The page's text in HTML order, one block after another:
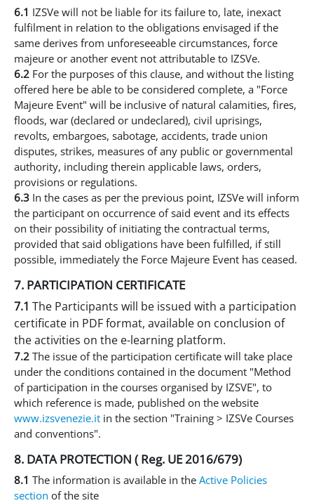
6.1 IZSVe will not be liable for its failure to, late, inexact
fulfilment in relation to the obligations envisaged if the
same derives from unforeseeable circumstances, force
majeure or another event not attributable to IZSVe.
6.2 For the purposes of this clause, and without the listing
offered here be able to be considered complete, a "Force
Majeure Event" will be inclusive of natural calamities, fires,
floods, war (declared or undeclared), civil uprisings,
revolts, embargoes, sabotage, accidents, trade union
disputes, strikes, measures of any public or governmental
authority, including therein applicable laws, orders,
provisions or regulations.
6.3 In the cases as per the previous point, IZSVe will inform
the participant on occurrence of said event and its effects
on their possibility of initiating the contractual terms,
provided that said obligations have been fulfilled, if still
possible, immediately the Force Majeure Event has ceased.
7. PARTICIPATION CERTIFICATE
7.1 The Participants will be issued with a participation
certificate in PDF format, available on conclusion of
the activities on the e-learning platform.
7.2 The issue of the participation certificate will take place
under the conditions contained in the document "Method
of participation in the courses organised by IZSVE", to
which reference is made, published on the website
www.izsvenezie.it in the section "Training > IZSVe Courses
and conventions".
8. DATA PROTECTION ( Reg. UE 2016/679)
8.1 The information is available in the Active Policies
section of the site